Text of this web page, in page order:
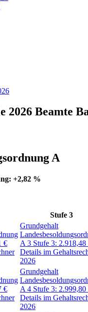
2026 Beamte
A
+2,82 %
Stufe 3
€
Grundgehalt
A 3 Stufe 3: 2.918,48
Details im
2026
€
Grundgehalt
A 4 Stufe 3: 2.999,80
Details im
2026